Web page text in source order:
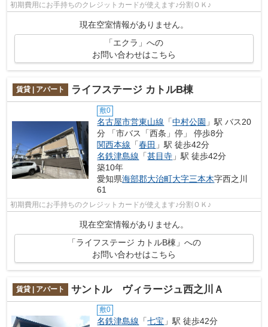
初期費用にお手持ちのクレジットカードが使えます♪分割ＯＫ♪
現在空室情報がありません。
「エクラ」への
お問い合わせはこちら
賃貸 | アパート ライフステージ カトルB棟
敷0
名古屋市営東山線 「中村公園 」駅 バス20
分 「市バス「西条」停」 停歩8分
関西本線 「春田 」駅 徒歩42分
名鉄津島線 「甚目寺 」駅 徒歩42分
築10年
愛知県海部郡大治町大字三本木字西之川
61
初期費用にお手持ちのクレジットカードが使えます♪分割ＯＫ♪
現在空室情報がありません。
「ライフステージ カトルB棟」への
お問い合わせはこちら
賃貸 | アパート サントル ヴィラージュ西之川Ａ
敷0
名鉄津島線 「七宝 」駅 徒歩42分